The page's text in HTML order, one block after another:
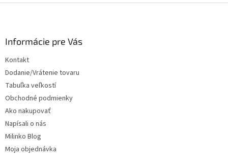
Informácie pre Vás
Kontakt
Dodanie/Vrátenie tovaru
Tabuľka veľkostí
Obchodné podmienky
Ako nakupovať
Napísali o nás
Milinko Blog
Moja objednávka